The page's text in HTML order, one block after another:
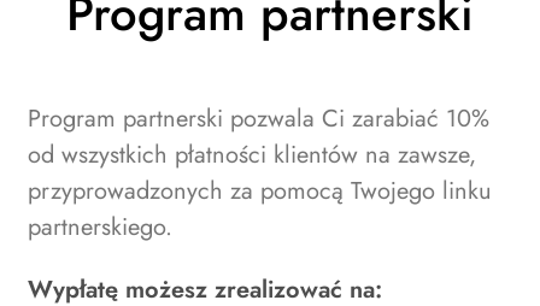
Program partnerski pozwala Ci zarabiać 10%
od wszystkich płatności klientów na zawsze,
przyprowadzonych za pomocą Twojego linku
partnerskiego.
Wypłatę możesz zrealizować na: